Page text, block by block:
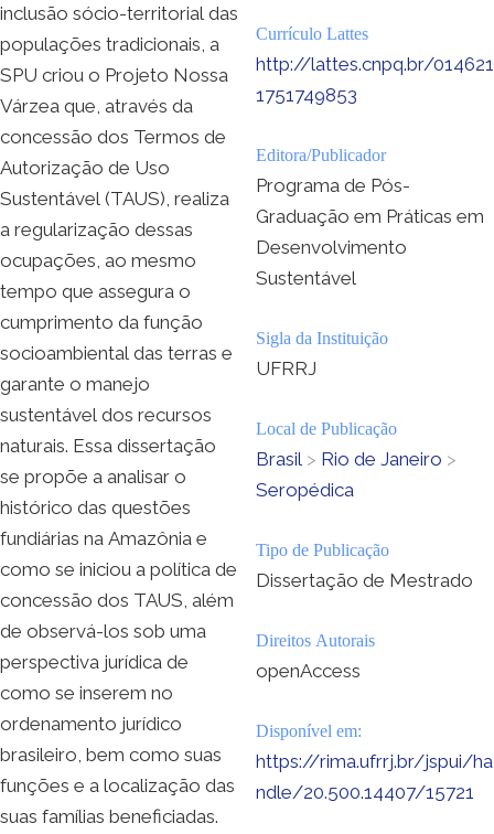
inclusão sócio-territorial das
populações tradicionais, a
SPU criou o Projeto Nossa
Várzea que, através da
concessão dos Termos de
Autorização de Uso
Sustentável (TAUS), realiza
a regularização dessas
ocupações, ao mesmo
tempo que assegura o
cumprimento da função
socioambiental das terras e
garante o manejo
sustentável dos recursos
naturais. Essa dissertação
se propõe a analisar o
histórico das questões
fundiárias na Amazônia e
como se iniciou a política de
concessão dos TAUS, além
de observá-los sob uma
perspectiva jurídica de
como se inserem no
ordenamento jurídico
brasileiro, bem como suas
funções e a localização das
suas famílias beneficiadas.
Currículo Lattes
http://lattes.cnpq.br/014621
1751749853
Editora/Publicador
Programa de Pós-
Graduação em Práticas em
Desenvolvimento
Sustentável
Sigla da Instituição
UFRRJ
Local de Publicação
Brasil > Rio de Janeiro >
Seropédica
Tipo de Publicação
Dissertação de Mestrado
Direitos Autorais
openAccess
Disponível em:
https://rima.ufrrj.br/jspui/ha
ndle/20.500.14407/15721